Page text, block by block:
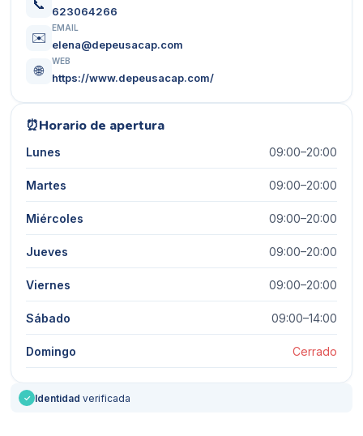
📞 623064266
✉️
EMAIL
elena@depeusacap.com
🌐
WEB
https://www.depeusacap.com/
⏰Horario de apertura
Lunes 09:00–20:00
Martes 09:00–20:00
Miércoles 09:00–20:00
Jueves 09:00–20:00
Viernes 09:00–20:00
Sábado 09:00–14:00
Domingo Cerrado
✓ Identidad verificada